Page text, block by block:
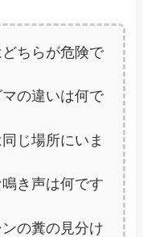
ちらが危険で
の違いは何で
じ場所にいま
き声は何です
の糞の見分け